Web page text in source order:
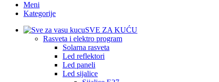
Meni
Kategorije
SVE ZA KUĆU
Rasveta i elektro program
Solarna rasveta
Led reflektori
Led paneli
Led sijalice